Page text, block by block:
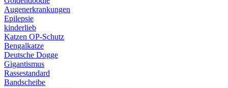
Augenerkrankungen
Epilepsie
kinderlieb
Katzen OP-Schutz
Bengalkatze
Deutsche Dogge
Gigantismus
Rassestandard
Bandscheibe